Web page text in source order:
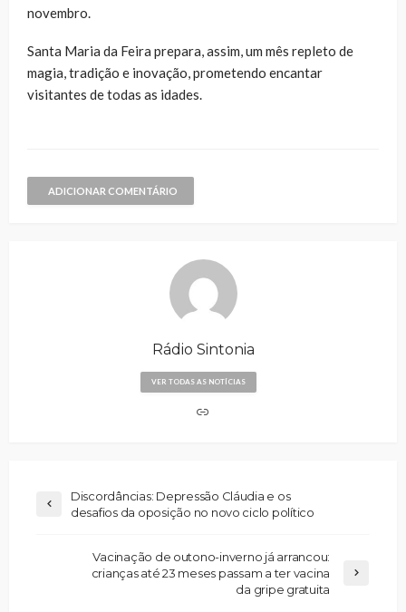
novembro.
Santa Maria da Feira prepara, assim, um mês repleto de
magia, tradição e inovação, prometendo encantar
visitantes de todas as idades.
ADICIONAR COMENTÁRIO
Rádio Sintonia
VER TODAS AS NOTÍCIAS
Discordâncias: Depressão Cláudia e os
desafios da oposição no novo ciclo político
Vacinação de outono-inverno já arrancou:
crianças até 23 meses passam a ter vacina
da gripe gratuita